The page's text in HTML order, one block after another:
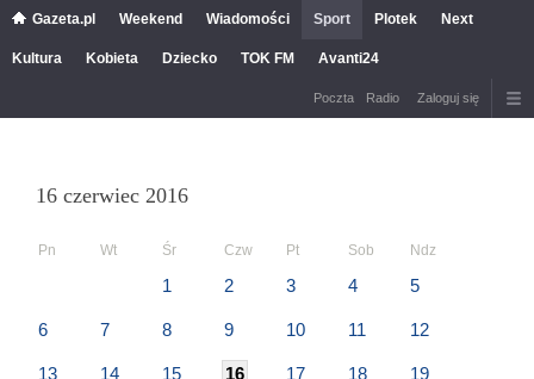
Gazeta.pl Weekend Wiadomości Sport Plotek Next
Kultura Kobieta Dziecko TOK FM Avanti24
Poczta Radio Zaloguj się
16 czerwiec 2016
Pn Wt Śr Czw Pt Sob Ndz
1 2 3 4 5
6 7 8 9 10 11 12
13 14 15 16 17 18 19